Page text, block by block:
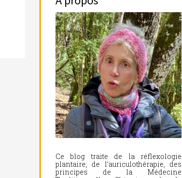
Ce blog traite de la réflexologie
plantaire, de l’auriculothérapie, des
principes de la Médecine